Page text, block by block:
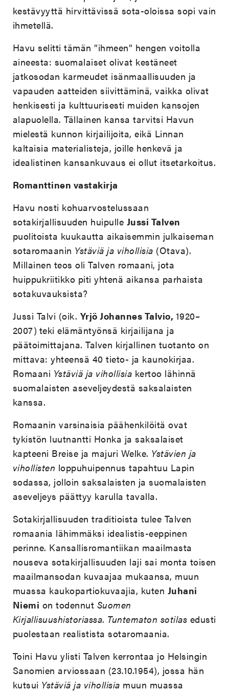
kestävyyttä hirvittävissä sota-oloissa sopi vain
ihmetellä.
Havu selitti tämän ”ihmeen” hengen voitolla
aineesta: suomalaiset olivat kestäneet
jatkosodan karmeudet isänmaallisuuden ja
vapauden aatteiden siivittäminä, vaikka olivat
henkisesti ja kulttuurisesti muiden kansojen
alapuolella. Tällainen kansa tarvitsi Havun
mielestä kunnon kirjailijoita, eikä Linnan
kaltaisia materialisteja, joille henkevä ja
idealistinen kansankuvaus ei ollut itsetarkoitus.
Romanttinen vastakirja
Havu nosti kohuarvostelussaan
sotakirjallisuuden huipulle Jussi Talven
puolitoista kuukautta aikaisemmin julkaiseman
sotaromaanin Ystäviä ja vihollisia (Otava).
Millainen teos oli Talven romaani, jota
huippukriitikko piti yhtenä aikansa parhaista
sotakuvauksista?
Jussi Talvi (oik. Yrjö Johannes Talvio, 1920–
2007) teki elämäntyönsä kirjailijana ja
päätoimittajana. Talven kirjallinen tuotanto on
mittava: yhteensä 40 tieto- ja kaunokirjaa.
Romaani Ystäviä ja vihollisia kertoo lähinnä
suomalaisten aseveljeydestä saksalaisten
kanssa.
Romaanin varsinaisia päähenkilöitä ovat
tykistön luutnantti Honka ja saksalaiset
kapteeni Breise ja majuri Welke. Ystävien ja
vihollisten loppuhuipennus tapahtuu Lapin
sodassa, jolloin saksalaisten ja suomalaisten
aseveljeys päättyy karulla tavalla.
Sotakirjallisuuden traditioista tulee Talven
romaania lähimmäksi idealistis-eeppinen
perinne. Kansallisromantiikan maailmasta
nouseva sotakirjallisuuden laji sai monta toisen
maailmansodan kuvaajaa mukaansa, muun
muassa kaukopartiokuvaajia, kuten Juhani
Niemi on todennut Suomen
Kirjallisuushistoriassa. Tuntematon sotilas edusti
puolestaan realistista sotaromaania.
Toini Havu ylisti Talven kerrontaa jo Helsingin
Sanomien arviossaan (23.10.1954), jossa hän
kutsui Ystäviä ja vihollisia muun muassa